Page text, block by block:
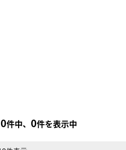
0件中、 0件を表示中